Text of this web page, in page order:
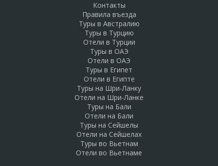
Контакты
Правила въезда
Туры в Австралию
Туры в Турцию
Отели в Турции
Туры в ОАЭ
Отели в ОАЭ
Туры в Египет
Отели в Египте
Туры на Шри-Ланку
Отели на Шри-Ланке
Туры на Бали
Отели на Бали
Туры на Сейшелы
Отели на Сейшелах
Туры во Вьетнам
Отели во Вьетнаме